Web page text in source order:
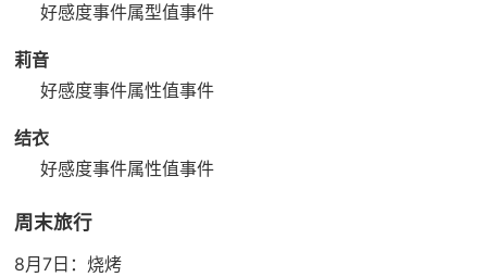
好感度事件属型值事件
莉音
好感度事件属性值事件
结衣
好感度事件属性值事件
周末旅行
8月7日：烧烤